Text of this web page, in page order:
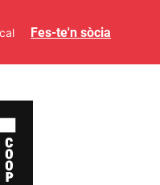
Fes-te'n sòcia